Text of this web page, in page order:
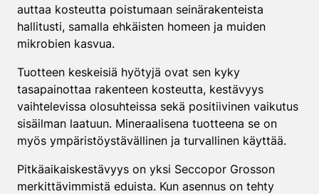
auttaa kosteutta poistumaan seinärakenteista
hallitusti, samalla ehkäisten homeen ja muiden
mikrobien kasvua.
Tuotteen keskeisiä hyötyjä ovat sen kyky
tasapainottaa rakenteen kosteutta, kestävyys
vaihtelevissa olosuhteissa sekä positiivinen vaikutus
sisäilman laatuun. Mineraalisena tuotteena se on
myös ympäristöystävällinen ja turvallinen käyttää.
Pitkäaikaiskestävyys on yksi Seccopor Grosson
merkittävimmistä eduista. Kun asennus on tehty